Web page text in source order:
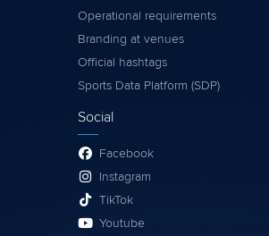
Operational requirements
Branding at venues
Official hashtags
Sports Data Platform (SDP)
Social
Facebook
Instagram
TikTok
Youtube